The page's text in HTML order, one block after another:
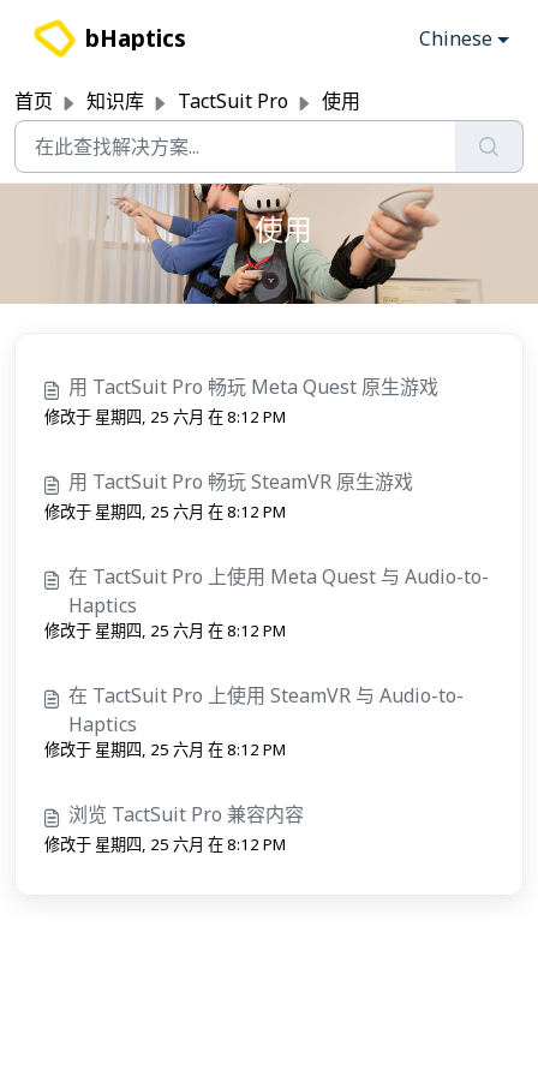
bHaptics Chinese
首页 知识库 TactSuit Pro 使用
使用
用 TactSuit Pro 畅玩 Meta Quest 原生游戏
修改于 星期四, 25 六月 在 8:12 PM
用 TactSuit Pro 畅玩 SteamVR 原生游戏
修改于 星期四, 25 六月 在 8:12 PM
在 TactSuit Pro 上使用 Meta Quest 与 Audio-to-
Haptics
修改于 星期四, 25 六月 在 8:12 PM
在 TactSuit Pro 上使用 SteamVR 与 Audio-to-
Haptics
修改于 星期四, 25 六月 在 8:12 PM
浏览 TactSuit Pro 兼容内容
修改于 星期四, 25 六月 在 8:12 PM